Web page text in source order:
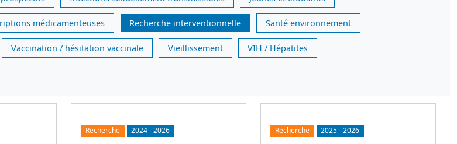
médicamenteuses Recherche interventionnelle Santé environnement
Vaccination / hésitation vaccinale Vieillissement VIH / Hépatites
Recherche 2024-2026 Recherche 2025-2026